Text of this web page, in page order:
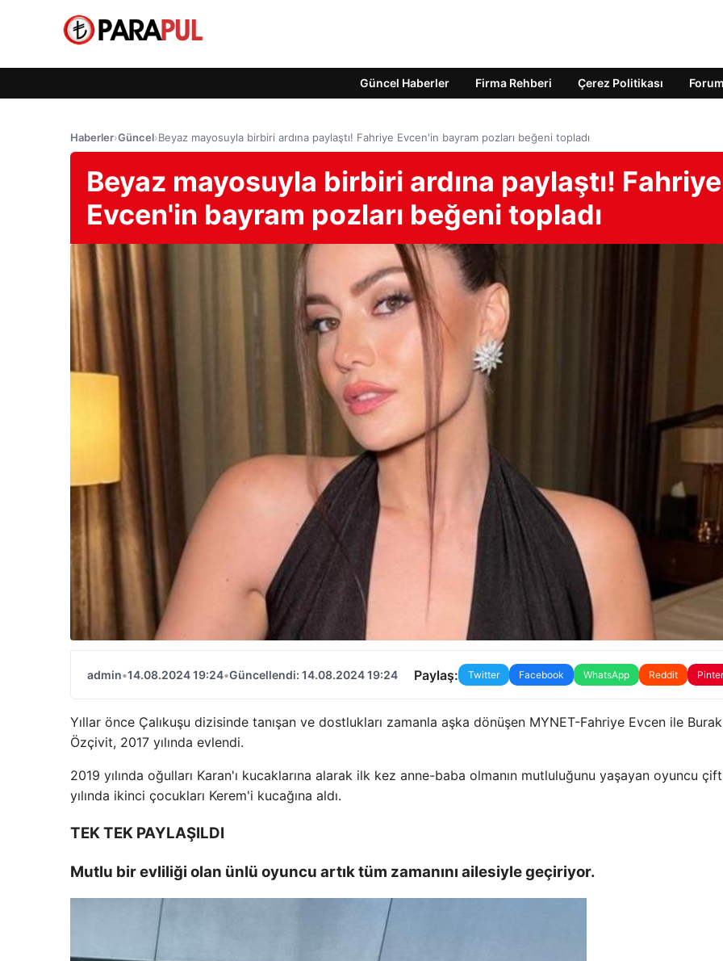
Güncel Haberler Firma Rehberi Çerez Politikası Forum
Haberler›Güncel›Beyaz mayosuyla birbiri ardına paylaştı! Fahriye Evcen'in bayram pozları beğeni topladı
Beyaz mayosuyla birbiri ardına paylaştı! Fahriye
Evcen'in bayram pozları beğeni topladı
admin•14.08.2024 19:24•Güncellendi: 14.08.2024 19:24 Paylaş: Twitter Facebook WhatsApp Reddit
Yıllar önce Çalıkuşu dizisinde tanışan ve dostlukları zamanla aşka dönüşen MYNET-Fahriye Evcen ile Burak
Özçivit, 2017 yılında evlendi.
2019 yılında oğulları Karan'ı kucaklarına alarak ilk kez anne-baba olmanın mutluluğunu yaşayan oyuncu
yılında ikinci çocukları Kerem'i kucağına aldı.
TEK TEK PAYLAŞILDI
Mutlu bir evliliği olan ünlü oyuncu artık tüm zamanını ailesiyle geçiriyor.